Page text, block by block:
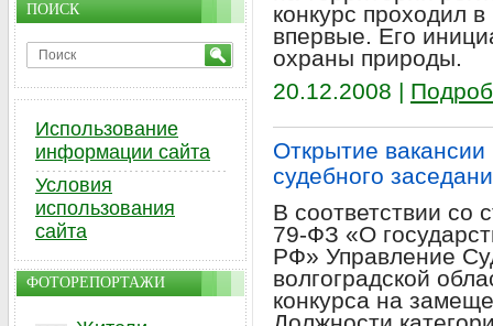
конкурс проходил
впервые. Его
охраны природы.
20.12.2008 |
Открытие
судебного
В соответствии со
79-ФЗ «О
РФ» Управление
волгоградской
конкурса на
ПОИСК
Использование
информации сайта
Условия
использования
сайта
ФОТОРЕПОРТАЖИ